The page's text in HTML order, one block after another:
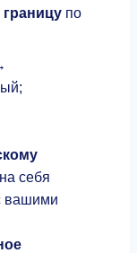
по
себя
вашими